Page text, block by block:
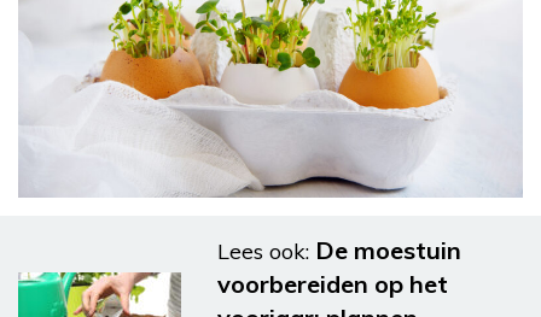
Lees ook: De moestuin
voorbereiden op het